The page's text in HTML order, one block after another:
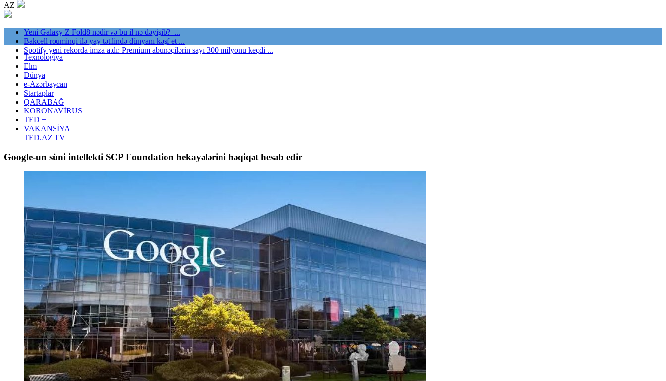
AZ
Yeni Galaxy Z Fold8 nədir və bu il nə dəyişib? ...
Bakcell rouminqi ilə yay tətilində dünyanı kəşf et ...
Spotify yeni rekorda imza atdı: Premium abunəçilərin sayı 300 milyonu keçdi ...
Texnologiya
Elm
Dünya
e-Azərbaycan
Startaplar
QARABAĞ
KORONAVİRUS
TED +
VAKANSİYA
TED.AZ TV
Google-un süni intellekti SCP Foundation hekayələrini həqiqət hesab edir